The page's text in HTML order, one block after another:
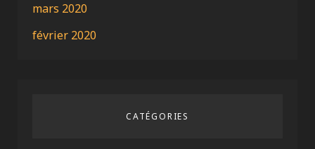
mars 2020
février 2020
CATÉGORIES